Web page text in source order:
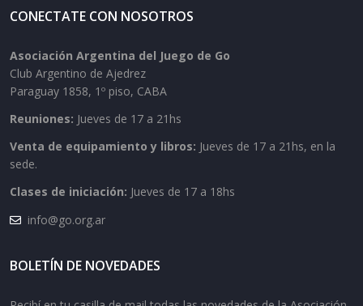
CONECTATE CON NOSOTROS
Asociación Argentina del Juego de Go
Club Argentino de Ajedrez
Paraguay 1858, 1º piso, CABA
Reuniones: Jueves de 17 a 21hs
Venta de equipamiento y libros: Jueves de 17 a 21hs, en la
sede.
Clases de iniciación: Jueves de 17 a 18hs
info@go.org.ar
BOLETÍN DE NOVEDADES